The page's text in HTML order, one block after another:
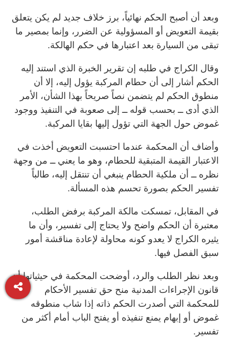
وبعد أن أصبح الحكم نهائياً، برز خلاف جديد لم يكن يتعلق
بقيمة التعويض أو المسؤولية عن الضرر، وإنما بمصير ما
تبقى من السيارة بعد اعتبارها في حكم الهالكة.
وقال الكراج في طلبه إن تقرير الخبرة الذي استند إليه
الحكم أشار إلى أن حطام المركبة يؤول إليه، إلا أن
منطوق الحكم لم يتضمن نصاً صريحاً بهذا الشأن، الأمر
الذي أدى ــ بحسب قوله ــ إلى صعوبة في التنفيذ ووجود
غموض حول الجهة التي تؤول إليها بقايا المركبة.
وأضاف أن المحكمة عندما احتسبت التعويض أخذت في
الاعتبار القيمة المتبقية للحطام، وهو ما يعني ــ من وجهة
نظره ــ أن ملكية الحطام ينبغي أن تنتقل إليه، طالباً
تفسير الحكم بصورة تحسم هذه المسألة.
في المقابل، تمسكت مالكة المركبة برفض الطلب،
معتبرة أن الحكم واضح ولا يحتاج إلى تفسير، وأن ما
يثيره الكراج لا يعدو كونه محاولة لإعادة مناقشة أمور
سبق الفصل فيها.
وبعد نظر الطلب والرد، أوضحت المحكمة في حيثياتها أن
قانون الإجراءات المدنية منح حق تفسير الأحكام
للمحكمة التي أصدرت الحكم ذاته إذا شاب منطوقه
غموض أو إبهام يمنع تنفيذه أو يفتح الباب أمام أكثر من
تفسير.